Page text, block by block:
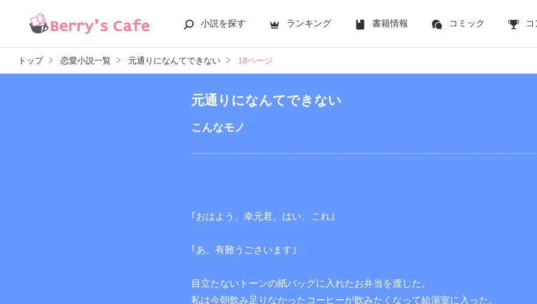
小説を探す ランキング 書籍情報 コミック コ
トップ 恋愛小説一覧 元通りになんてできない 18ページ
元通りになんてできない
こんなモノ
｢おはよう、幸元君。はい、これ｣
｢あ。有難うごさいます｣
目立たないトーンの紙バッグに入れたお弁当を渡した。
私は今朝飲み足りなかったコーヒーが飲みたくなって給湯室に入った。